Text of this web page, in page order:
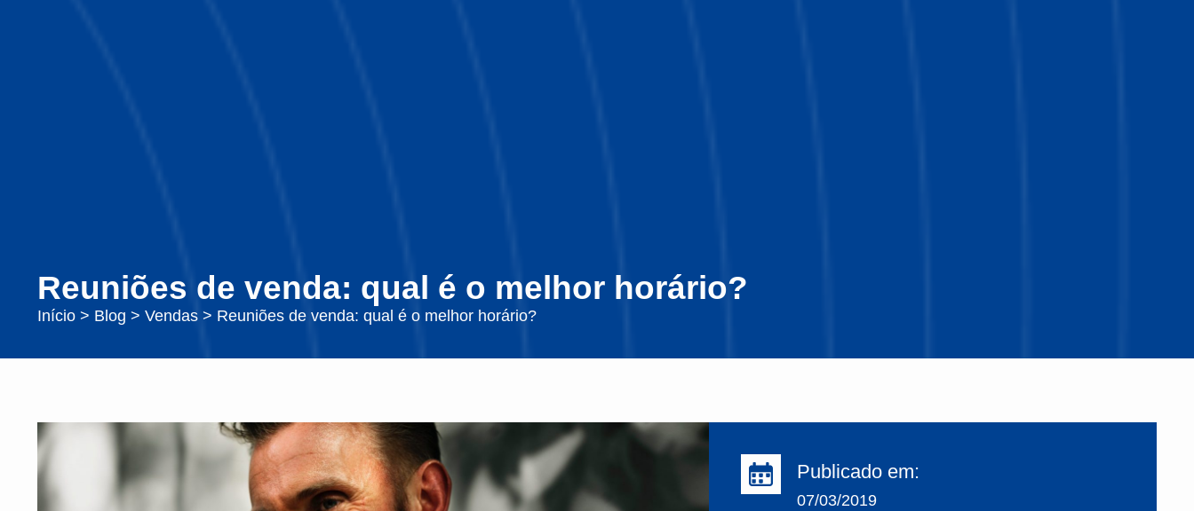
Reuniões de venda: qual é o melhor horário?
Início > Blog > Vendas > Reuniões de venda: qual é o melhor horário?
Publicado em:
07/03/2019